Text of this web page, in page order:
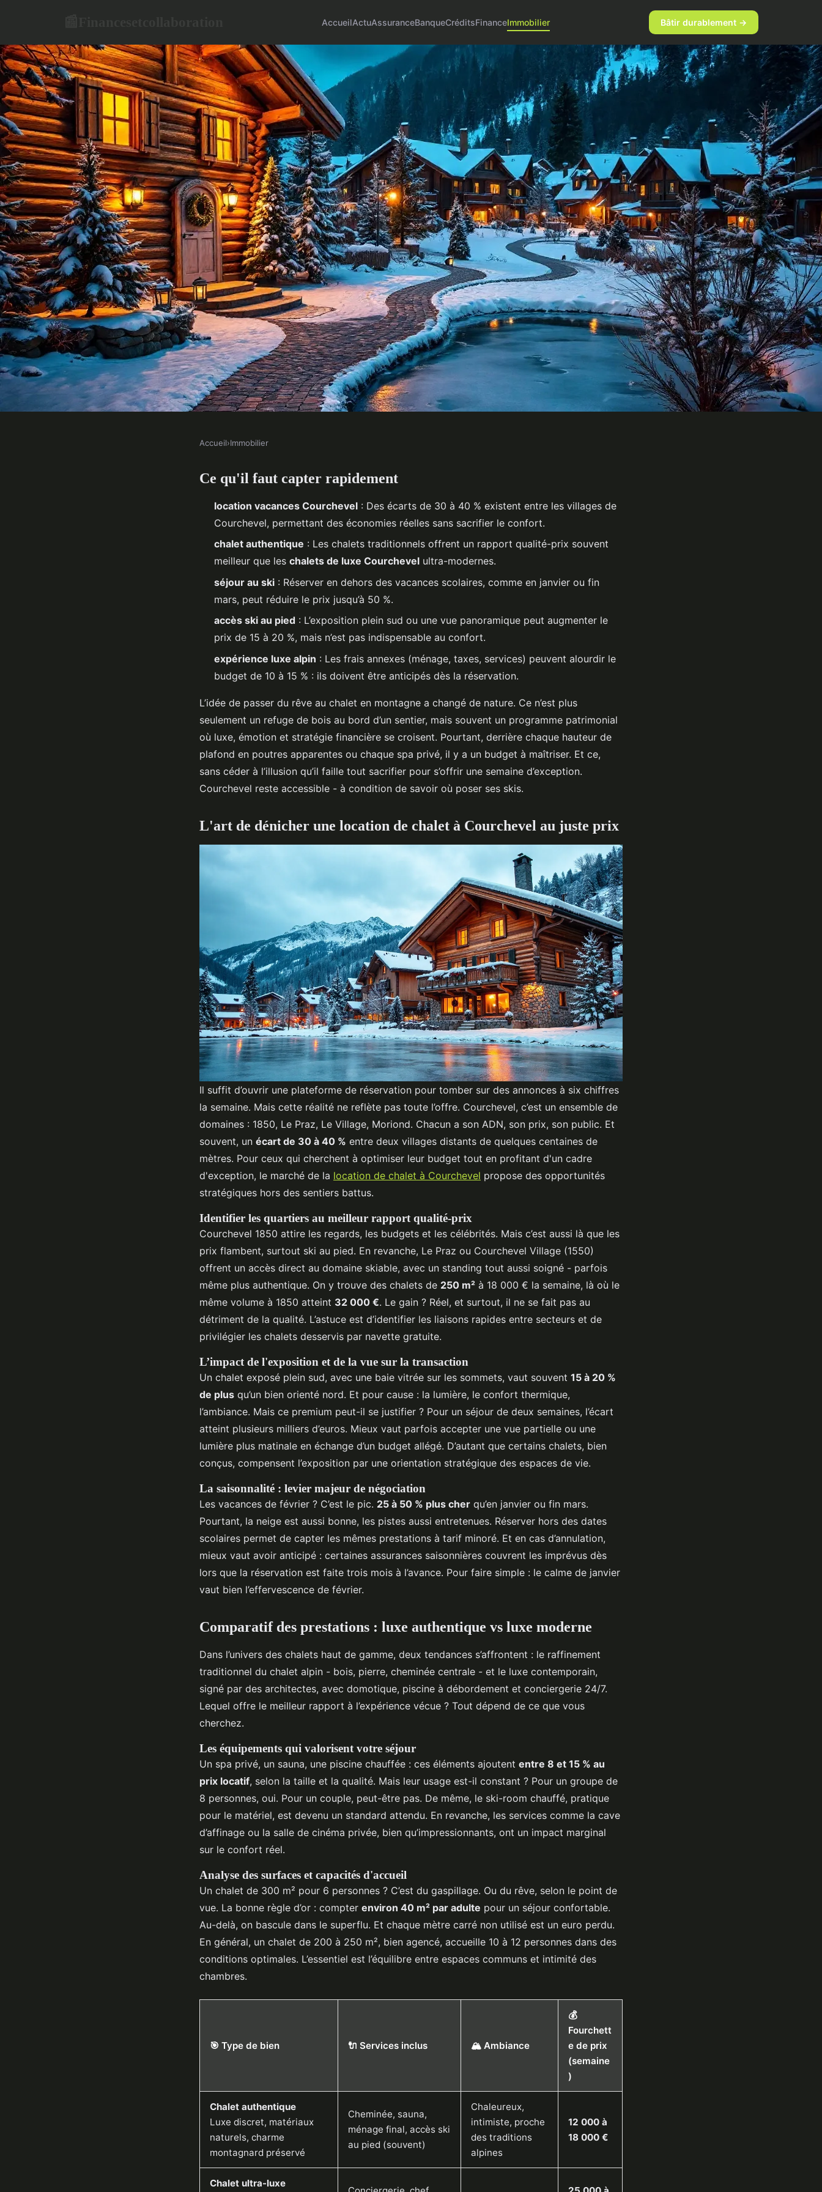
AccueilActuAssuranceBanqueCréditsFinanceImmobilier Bâtir durablement →
Découvrez le luxe abordable des chalets à
Accueil›Immobilier
Ce qu'il faut capter rapidement
location vacances Courchevel : Des écarts de 30 à 40 % existent entre les villages de
Courchevel, permettant des économies réelles sans sacrifier le confort.
chalet authentique : Les chalets traditionnels offrent un rapport qualité-prix souvent
meilleur que les chalets de luxe Courchevel ultra-modernes.
séjour au ski : Réserver en dehors des vacances scolaires, comme en janvier ou fin
mars, peut réduire le prix jusqu’à 50 %.
accès ski au pied : L’exposition plein sud ou une vue panoramique peut augmenter le
prix de 15 à 20 %, mais n’est pas indispensable au confort.
expérience luxe alpin : Les frais annexes (ménage, taxes, services) peuvent alourdir le
budget de 10 à 15 % : ils doivent être anticipés dès la réservation.
L’idée de passer du rêve au chalet en montagne a changé de nature. Ce n’est plus
seulement un refuge de bois au bord d’un sentier, mais souvent un programme patrimonial
où luxe, émotion et stratégie financière se croisent. Pourtant, derrière chaque hauteur de
plafond en poutres apparentes ou chaque spa privé, il y a un budget à maîtriser. Et ce,
sans céder à l’illusion qu’il faille tout sacrifier pour s’offrir une semaine d’exception.
Courchevel reste accessible - à condition de savoir où poser ses skis.
L'art de dénicher une location de chalet à Courchevel au juste prix
Il suffit d’ouvrir une plateforme de réservation pour tomber sur des annonces à six chiffres
la semaine. Mais cette réalité ne reflète pas toute l’offre. Courchevel, c’est un ensemble de
domaines : 1850, Le Praz, Le Village, Moriond. Chacun a son ADN, son prix, son public. Et
souvent, un écart de 30 à 40 % entre deux villages distants de quelques centaines de
mètres. Pour ceux qui cherchent à optimiser leur budget tout en profitant d'un cadre
d'exception, le marché de la location de chalet à Courchevel propose des opportunités
stratégiques hors des sentiers battus.
Identifier les quartiers au meilleur rapport qualité-prix
Courchevel 1850 attire les regards, les budgets et les célébrités. Mais c’est aussi là que les
prix flambent, surtout ski au pied. En revanche, Le Praz ou Courchevel Village (1550)
offrent un accès direct au domaine skiable, avec un standing tout aussi soigné - parfois
même plus authentique. On y trouve des chalets de 250 m² à 18 000 € la semaine, là où le
même volume à 1850 atteint 32 000 €. Le gain ? Réel, et surtout, il ne se fait pas au
détriment de la qualité. L’astuce est d’identifier les liaisons rapides entre secteurs et de
privilégier les chalets desservis par navette gratuite.
L’impact de l'exposition et de la vue sur la transaction
Un chalet exposé plein sud, avec une baie vitrée sur les sommets, vaut souvent 15 à 20 %
de plus qu’un bien orienté nord. Et pour cause : la lumière, le confort thermique,
l’ambiance. Mais ce premium peut-il se justifier ? Pour un séjour de deux semaines, l’écart
atteint plusieurs milliers d’euros. Mieux vaut parfois accepter une vue partielle ou une
lumière plus matinale en échange d’un budget allégé. D’autant que certains chalets, bien
conçus, compensent l’exposition par une orientation stratégique des espaces de vie.
La saisonnalité : levier majeur de négociation
Les vacances de février ? C’est le pic. 25 à 50 % plus cher qu’en janvier ou fin mars.
Pourtant, la neige est aussi bonne, les pistes aussi entretenues. Réserver hors des dates
scolaires permet de capter les mêmes prestations à tarif minoré. Et en cas d’annulation,
mieux vaut avoir anticipé : certaines assurances saisonnières couvrent les imprévus dès
lors que la réservation est faite trois mois à l’avance. Pour faire simple : le calme de janvier
vaut bien l’effervescence de février.
Comparatif des prestations : luxe authentique vs luxe moderne
Dans l’univers des chalets haut de gamme, deux tendances s’affrontent : le raffinement
traditionnel du chalet alpin - bois, pierre, cheminée centrale - et le luxe contemporain,
signé par des architectes, avec domotique, piscine à débordement et conciergerie 24/7.
Lequel offre le meilleur rapport à l’expérience vécue ? Tout dépend de ce que vous
cherchez.
Les équipements qui valorisent votre séjour
Un spa privé, un sauna, une piscine chauffée : ces éléments ajoutent entre 8 et 15 % au
prix locatif, selon la taille et la qualité. Mais leur usage est-il constant ? Pour un groupe de
8 personnes, oui. Pour un couple, peut-être pas. De même, le ski-room chauffé, pratique
pour le matériel, est devenu un standard attendu. En revanche, les services comme la cave
d’affinage ou la salle de cinéma privée, bien qu’impressionnants, ont un impact marginal
sur le confort réel.
Analyse des surfaces et capacités d'accueil
Un chalet de 300 m² pour 6 personnes ? C’est du gaspillage. Ou du rêve, selon le point de
vue. La bonne règle d’or : compter environ 40 m² par adulte pour un séjour confortable.
Au-delà, on bascule dans le superflu. Et chaque mètre carré non utilisé est un euro perdu.
En général, un chalet de 200 à 250 m², bien agencé, accueille 10 à 12 personnes dans des
conditions optimales. L’essentiel est l’équilibre entre espaces communs et intimité des
chambres.
🎯 Type de bien 🔌 Services inclus 🏔️ Ambiance
💰
Fourchett
e de prix
(semaine
)
Chalet authentique
Luxe discret, matériaux
naturels, charme
montagnard préservé
Cheminée, sauna,
ménage final, accès ski
au pied (souvent)
Chaleureux,
intimiste, proche
des traditions
alpines
12 000 à
18 000 €
Chalet ultra-luxe